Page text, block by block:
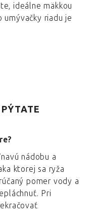
ideálne mäkkou
umývačky riadu je
nádobu a
ktorej sa ryža
pomer vody a
Pri